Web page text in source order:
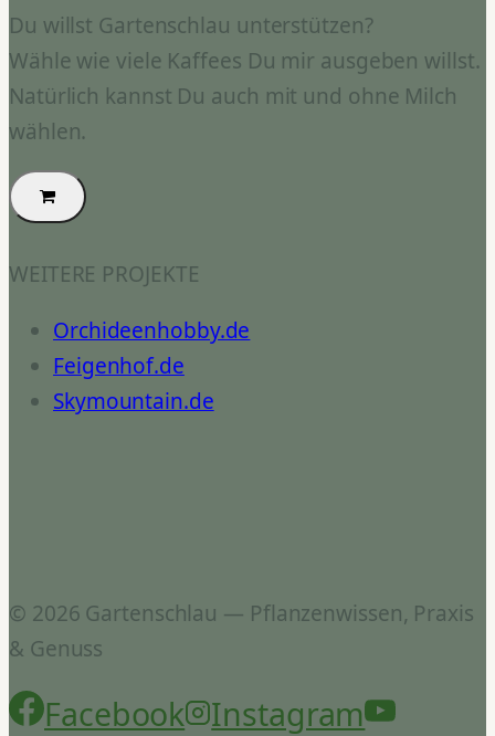
Du willst Gartenschlau unterstützen?
Wähle wie viele Kaffees Du mir ausgeben willst.
Natürlich kannst Du auch mit und ohne Milch
wählen.
WEITERE PROJEKTE
Orchideenhobby.de
Feigenhof.de
Skymountain.de
© 2026 Gartenschlau — Pflanzenwissen, Praxis
& Genuss
Facebook
Instagram